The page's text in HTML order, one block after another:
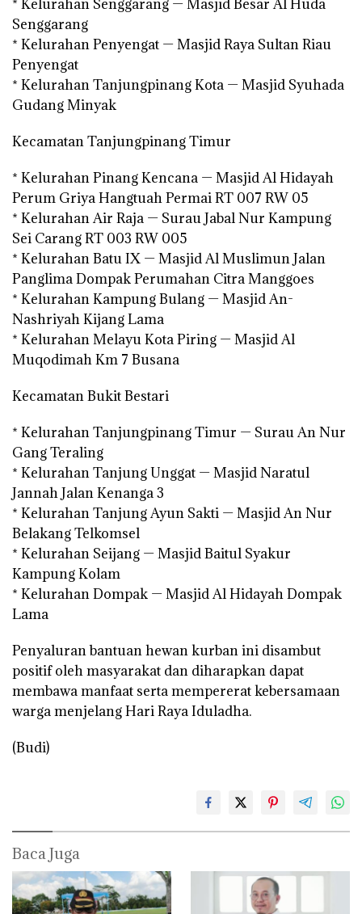
* Kelurahan Senggarang — Masjid Besar Al Huda
Senggarang
* Kelurahan Penyengat — Masjid Raya Sultan Riau
Penyengat
* Kelurahan Tanjungpinang Kota — Masjid Syuhada
Gudang Minyak
Kecamatan Tanjungpinang Timur
* Kelurahan Pinang Kencana — Masjid Al Hidayah
Perum Griya Hangtuah Permai RT 007 RW 05
* Kelurahan Air Raja — Surau Jabal Nur Kampung
Sei Carang RT 003 RW 005
* Kelurahan Batu IX — Masjid Al Muslimun Jalan
Panglima Dompak Perumahan Citra Manggoes
* Kelurahan Kampung Bulang — Masjid An-
Nashriyah Kijang Lama
* Kelurahan Melayu Kota Piring — Masjid Al
Muqodimah Km 7 Busana
Kecamatan Bukit Bestari
* Kelurahan Tanjungpinang Timur — Surau An Nur
Gang Teraling
* Kelurahan Tanjung Unggat — Masjid Naratul
Jannah Jalan Kenanga 3
* Kelurahan Tanjung Ayun Sakti — Masjid An Nur
Belakang Telkomsel
* Kelurahan Seijang — Masjid Baitul Syakur
Kampung Kolam
* Kelurahan Dompak — Masjid Al Hidayah Dompak
Lama
Penyaluran bantuan hewan kurban ini disambut
positif oleh masyarakat dan diharapkan dapat
membawa manfaat serta mempererat kebersamaan
warga menjelang Hari Raya Iduladha.
(Budi)
Baca Juga